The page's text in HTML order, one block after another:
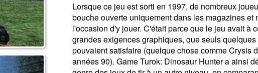
Lorsque ce jeu est sorti en 1997, de nombreux
bouche ouverte uniquement dans les magazines et
l'occasion d'y jouer. C'était parce que le jeu avait à
grandes exigences graphiques, que seuls
pouvaient satisfaire (quelque chose comme Crysis
années 90). Game Turok: Dinosaur Hunter a ainsi